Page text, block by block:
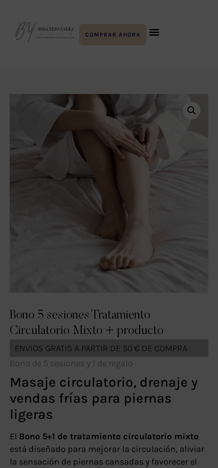
COMPRAR AHORA
Bono 5 sesiones Tratamiento
Circulatorio Mixto + producto
ENVIOS GRATIS A PARTIR DE 50 € DE COMPRA
Bono de 5 sesiones y 1 de regalo
Masaje circulatorio, drenaje y
vendas frías para piernas
ligeras
El Bono 5+1 de tratamiento circulatorio mixto
está diseñado para mejorar la circulación, aliviar
la sensación de piernas cansadas y favorecer el